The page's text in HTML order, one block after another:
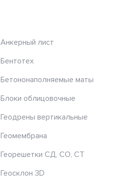
Анкерный лист
Бентотех
Бетононаполняемые маты
Блоки облицовочные
Геодрены вертикальные
Геомембрана
Георешетки СД, СО, СТ
Геосклон 3D